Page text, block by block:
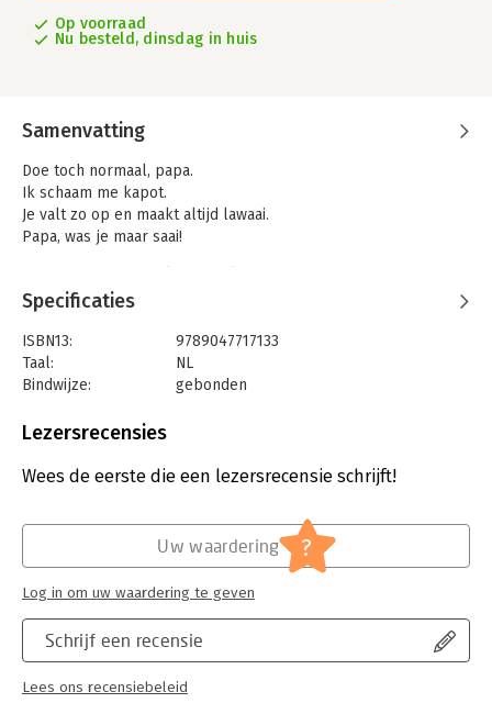
Op voorraad
Nu besteld, dinsdag in huis
Samenvatting
Doe toch normaal, papa.
Ik schaam me kapot.
Je valt zo op en maakt altijd lawaai.
Papa, was je maar saai!
Takkenhoofd, is ook muzikante en samen met Chris Oelmeijer
tekstschrijver van liedjes voor Theater Snater, Wijs en De
mannen van Hee. Hun liedjes lezen als gedichten en zijn
vrolijk, herkenbaar, speels en een genot om naar te luisteren
óf te lezen. Twaalf van hun leukste teksten zijn gebundeld in
wijze heeft geïllustreerd.
Alle liedjes zijn in een nieuw muzikaal jasje gegoten en te
beluisteren via de QR-code achter op het boek – Inge en Chris
die op je kop schijt, dromelotje, een vader die toch echt
normaal moet doen, ’s nachts lichtjes kijken aan de dijk en nog
Specificaties
ISBN13:
9789047717133
Taal:
NL
Bindwijze:
gebonden
Druk:
Lezersrecensies
Wees de eerste die een lezersrecensie schrijft!
Schrijf een recensie
Lees ons recensiebeleid
Uw waardering ?
Log in om uw waardering te geven